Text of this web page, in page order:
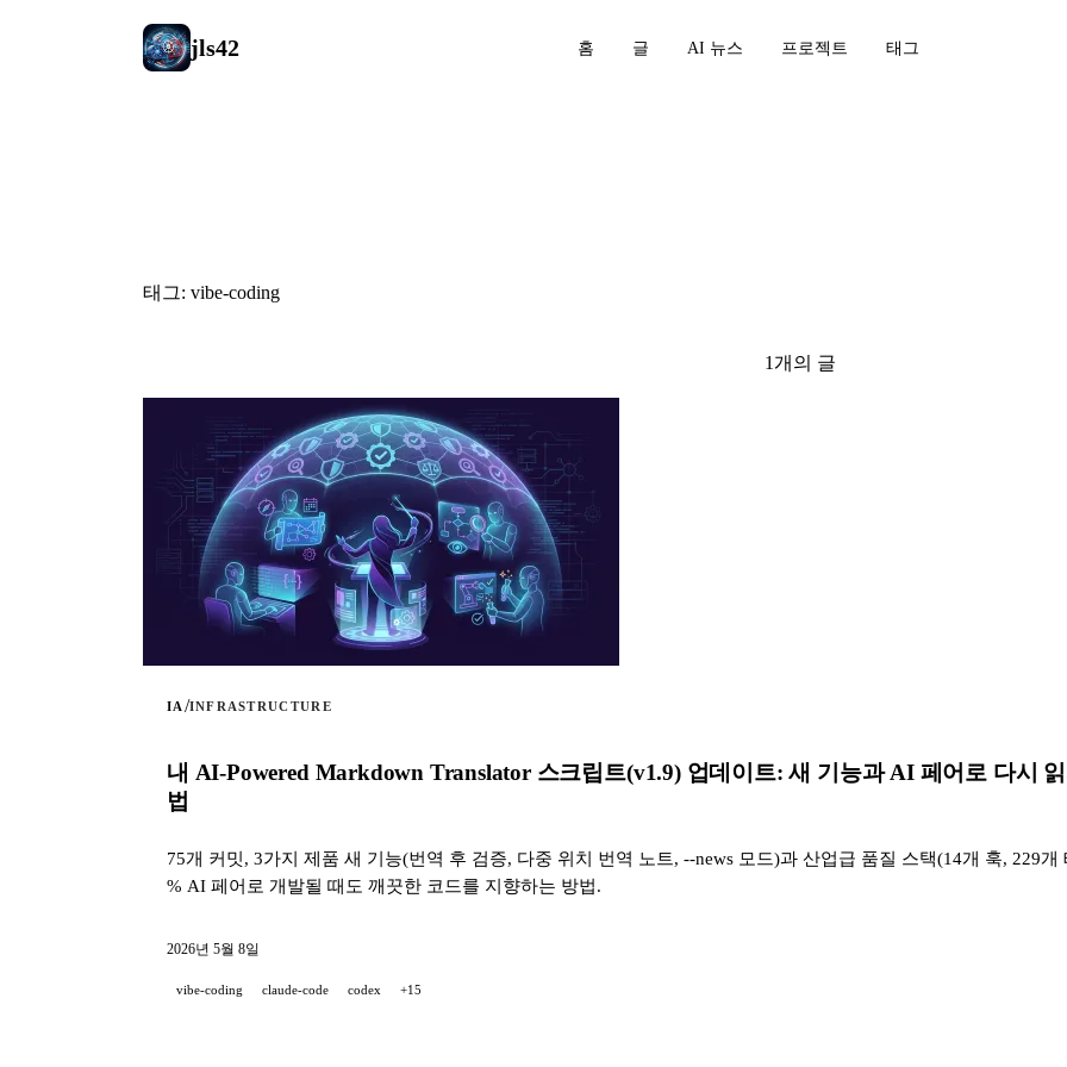
jls42 홈 글 AI 뉴스 프로젝트 태그
태그: vibe-coding
1개의 글
IA /INFRASTRUCTURE
내 AI-Powered Markdown Translator 스크립트(v1.9) 업데이트: 새 기능과 AI 페어로 다시
법
75개 커밋, 3가지 제품 새 기능(번역 후 검증, 다중 위치 번역 노트, --news 모드)과 산업급 품질 스택(14개 훅, 229
% AI 페어로 개발될 때도 깨끗한 코드를 지향하는 방법.
2026년 5월 8일
vibe-coding claude-code codex +15